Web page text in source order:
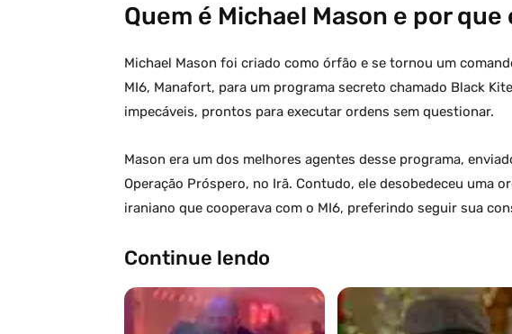
Quem é Michael Mason e por
Michael Mason foi criado como órfão e se tornou um
MI6, Manafort, para um programa secreto chamado Black
impecáveis, prontos para executar ordens sem questionar.
Mason era um dos melhores agentes desse programa,
Operação Próspero, no Irã. Contudo, ele desobedeceu uma
iraniano que cooperava com o MI6, preferindo seguir sua
Continue lendo